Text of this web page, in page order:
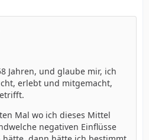
Jahren, und glaube mir, ich
erlebt und mitgemacht,
Mal wo ich dieses Mittel
negativen Einflüsse